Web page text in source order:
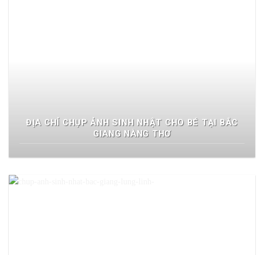
ĐỊA CHỈ CHỤP ẢNH SINH NHẬT CHO BÉ TẠI BẮC
GIANG NÀNG THƠ